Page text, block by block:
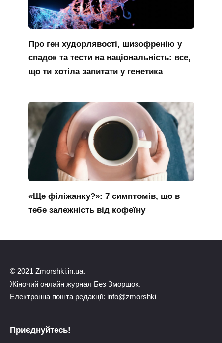
Про ген худорлявості, шизофренію у
спадок та тести на національність: все,
що ти хотіла запитати у генетика
«Ще філіжанку?»: 7 симптомів, що в
тебе залежність від кофеїну
© 2021 Zmorshki.in.ua.
Жіночий онлайн журнал Без Зморшок.
Електронна пошта редакції: info@zmorshki
Приєднуйтесь!